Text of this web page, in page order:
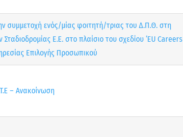
συμμετοχή ενός/μίας φοιτητή/τριας του Δ.Π.Θ. στη
Ε.Ε. στο πλαίσιο του σχεδίου ‘EU Careers
Επιλογής Προσωπικού
– Ανακοίνωση